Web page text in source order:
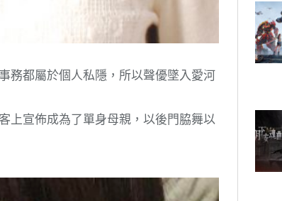
務都屬於個人私隱，所以聲優墜入愛河
上宣佈成為了單身母親，以後門脇舞以